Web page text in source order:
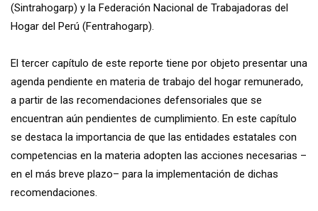
(Sintrahogarp) y la Federación Nacional de Trabajadoras del
Hogar del Perú (Fentrahogarp).
El tercer capítulo de este reporte tiene por objeto presentar una
agenda pendiente en materia de trabajo del hogar remunerado,
a partir de las recomendaciones defensoriales que se
encuentran aún pendientes de cumplimiento. En este capítulo
se destaca la importancia de que las entidades estatales con
competencias en la materia adopten las acciones necesarias –
en el más breve plazo– para la implementación de dichas
recomendaciones.